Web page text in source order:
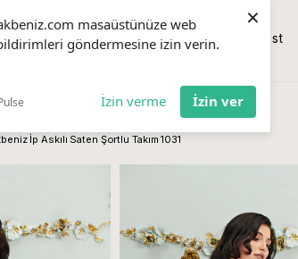
masaüstünüze web
göndermesine izin verin.
İzin verme İzin ver
×
Üst
İp Askılı Saten Şortlu Takım 1031